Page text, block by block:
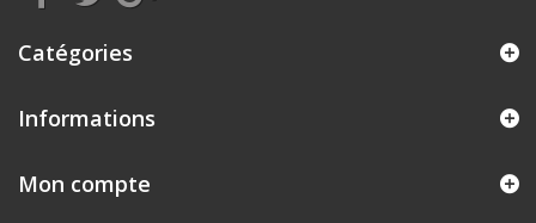
Catégories
Informations
Mon compte